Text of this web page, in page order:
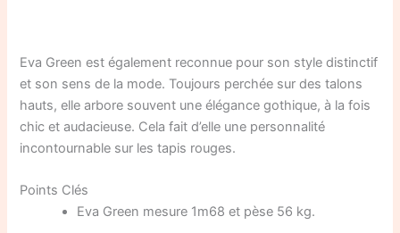
Eva Green est également reconnue pour son style distinctif
et son sens de la mode. Toujours perchée sur des talons
hauts, elle arbore souvent une élégance gothique, à la fois
chic et audacieuse. Cela fait d’elle une personnalité
incontournable sur les tapis rouges.
Points Clés
Eva Green mesure 1m68 et pèse 56 kg.